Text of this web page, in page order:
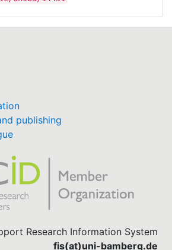
publishing
Research Information System
fis(at)uni-bamberg.de